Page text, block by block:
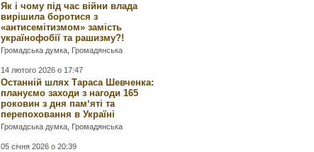
Як і чому під час війни влада
вирішила боротися з
«антисемітизмом» замість
українофобії та рашизму?!
Громадська думка Громадянська
14 лютого 2026 о 17:47
Останній шлях Тараса Шевченка:
плануємо заходи з нагоди 165
роковин з дня памʼяті та
перепоховання в Україні
Громадська думка Громадянська
05 січня 2026 о 20:39